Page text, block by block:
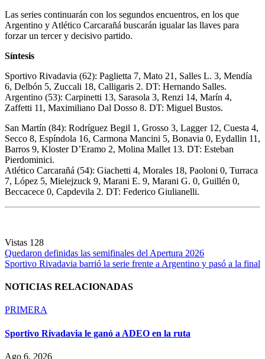
Las series continuarán con los segundos encuentros, en los que
Argentino y Atlético Carcarañá buscarán igualar las llaves para
forzar un tercer y decisivo partido.
Síntesis
Sportivo Rivadavia (62): Paglietta 7, Mato 21, Salles L. 3, Mendía
6, Delbón 5, Zuccali 18, Calligaris 2. DT: Hernando Salles.
Argentino (53): Carpinetti 13, Sarasola 3, Renzi 14, Marín 4,
Zaffetti 11, Maximiliano Dal Dosso 8. DT: Miguel Bustos.
San Martín (84): Rodríguez Begil 1, Grosso 3, Lagger 12, Cuesta 4,
Secco 8, Espíndola 16, Carmona Mancini 5, Bonavia 0, Eydallin 11,
Barros 9, Kloster D’Eramo 2, Molina Mallet 13. DT: Esteban
Pierdominici.
Atlético Carcarañá (54): Giachetti 4, Morales 18, Paoloni 0, Turraca
7, López 5, Mielejzuck 9, Marani E. 9, Marani G. 0, Guillén 0,
Beccacece 0, Capdevila 2. DT: Federico Giulianelli.
Vistas 128
Navegación
de
entradas
Quedaron definidas las semifinales del Apertura 2026
Sportivo Rivadavia barrió la serie frente a Argentino y pasó a la final
NOTICIAS RELACIONADAS
PRIMERA
Sportivo Rivadavia le ganó a ADEO en la ruta
Ago 6, 2026